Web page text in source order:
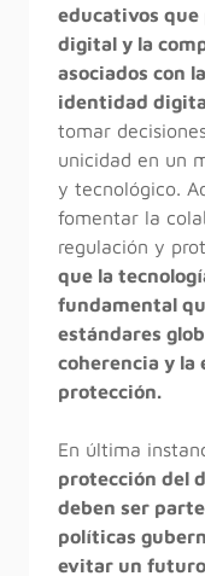
educativos
digital y la
asociados con
identidad
tomar
unicidad en un
y tecnológico.
fomentar la
regulación y
que la
fundamental
estándares
coherencia y la
protección.
En última
protección del
deben ser
políticas
evitar un